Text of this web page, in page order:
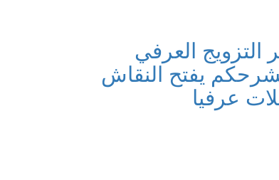
العرفي
حكم يفتح النقاش
عرفيا